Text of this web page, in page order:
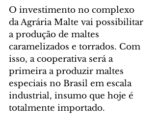
O investimento no complexo
da Agrária Malte vai possibilitar
a produção de maltes
caramelizados e torrados. Com
isso, a cooperativa será a
primeira a produzir maltes
especiais no Brasil em escala
industrial, insumo que hoje é
totalmente importado.